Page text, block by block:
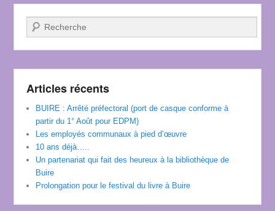
Recherche
Articles récents
BUIRE : Arrêté préfectoral (port de casque conforme à
partir du 1° Août pour EDPM)
Les employés communaux à pied d’œuvre
10 ans déjà…..
Un partenariat qui fait des heureux à la bibliothèque de
Buire
Prolongation pour le festival du livre à Buire